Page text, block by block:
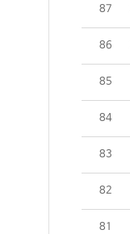
87
86
85
84
83
82
81